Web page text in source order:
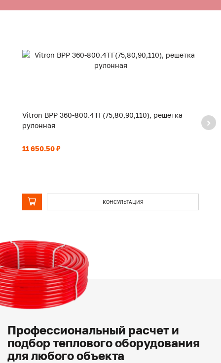
Vitron ВРР 360-800.4ТГ(75,80,90,110), решетка
рулонная
11 650.50 ₽
КОНСУЛЬТАЦИЯ
Профессиональный расчет и
подбор теплового оборудования
для любого объекта